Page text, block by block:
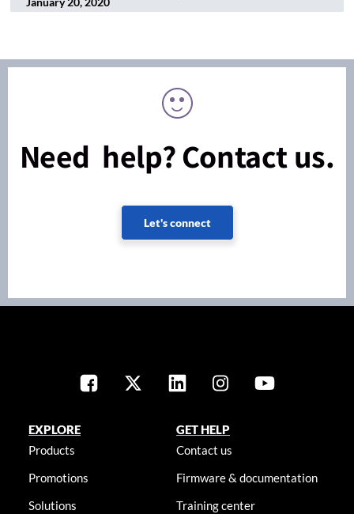
Need help? Contact us.
Let's connect
EXPLORE
Products
Promotions
Solutions
GET HELP
Contact us
Firmware & documentation
Training center